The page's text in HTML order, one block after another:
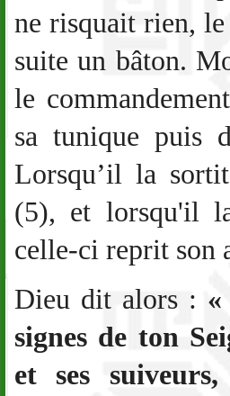
ne risquait rien, le
suite un bâton.
le
sa tunique puis
Lorsqu’il la
(5), et lorsqu'il
celle-ci reprit son
Dieu dit alors :
signes de ton
et ses